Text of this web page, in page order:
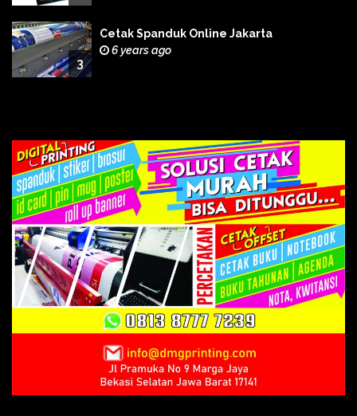
3
Cetak Spanduk Online Jakarta
6 years ago